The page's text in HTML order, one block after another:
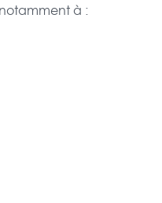
à :